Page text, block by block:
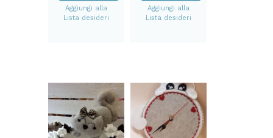
Aggiungi alla
Lista desideri
Aggiungi alla
Lista desideri